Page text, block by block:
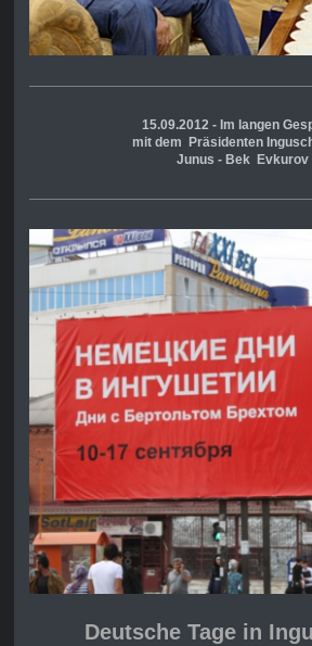
15.09.2012 - Im langen
mit dem Präsidenten
Junus - Bek Evkurov
Deutsche Tage in